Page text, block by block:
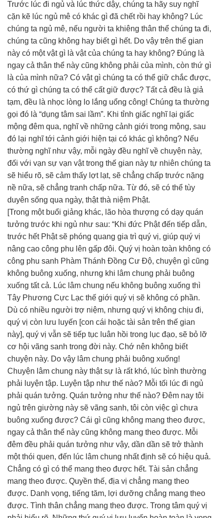
Trước lúc đi ngủ và lúc thức dậy, chúng ta hãy suy nghĩ
cặn kẽ lúc ngủ mê có khác gì đã chết rồi hay không? Lúc
chúng ta ngủ mê, nếu người ta khiêng thân thể chúng ta đi,
chúng ta cũng không hay biết gì hết. Do vậy trên thế gian
này có một vật gì là vật của chúng ta hay không? Đúng là
ngay cả thân thể này cũng không phải của mình, còn thứ gì
là của mình nữa? Có vật gì chúng ta có thể giữ chắc được,
có thứ gì chúng ta có thể cất giữ được? Tất cả đều là giả
tạm, đều là nhọc lòng lo lắng uổng công! Chúng ta thường
gọi đó là “dụng tâm sai lầm”. Khi tỉnh giấc nghĩ lại giấc
mộng đêm qua, nghĩ về những cảnh giới trong mộng, sau
đó lại nghĩ tới cảnh giới hiện tại có khác gì không? Nếu
thường nghĩ như vậy, mỗi ngày đều nghĩ về chuyện này,
đối với vạn sự vạn vật trong thế gian này tự nhiên chúng ta
sẽ hiểu rõ, sẽ cảm thấy lợt lạt, sẽ chẳng chấp trước nặng
nề nữa, sẽ chẳng tranh chấp nữa. Từ đó, sẽ có thể tùy
duyên sống qua ngày, thật thà niệm Phật.
[Trong một buổi giảng khác, lão hòa thượng có dạy quán
tưởng trước khi ngủ như sau: “Khi đức Phật đến tiếp dẫn,
trước hết Phật sẽ phóng quang gia trì quý vị, giúp quý vị
nâng cao công phu lên gấp đôi. Quý vị hoàn toàn không có
công phu sanh Phàm Thánh Đồng Cư Độ, chuyện gì cũng
không buông xuống, nhưng khi lâm chung phải buông
xuống tất cả. Lúc lâm chung nếu không buông xuống thì
Tây Phương Cực Lạc thế giới quý vị sẽ không có phần.
Dù có nhiều người trợ niệm, nhưng quý vị không chịu đi,
quý vị còn lưu luyến [con cái hoặc tài sản trên thế gian
này], quý vị vẫn sẽ tiếp tục luân hồi trong lục đạo, sẽ bỏ lỡ
cơ hội vãng sanh trong đời này. Chớ nên không biết
chuyện này. Do vậy lâm chung phải buông xuống!
Chuyện lâm chung này thật sự là rất khó, lúc bình thường
phải luyện tập. Luyện tập như thế nào? Mỗi tối lúc đi ngủ
phải quán tưởng. Quán tưởng như thế nào? Đêm nay tôi
ngủ trên giường này sẽ vãng sanh, tôi còn việc gì chưa
buông xuống được? Cái gì cũng không mang theo được,
ngay cả thân thể này cũng không mang theo được. Mỗi
đêm đều phải quán tưởng như vậy, dần dần sẽ trở thành
một thói quen, đến lúc lâm chung nhất định sẽ có hiệu quả.
Chẳng có gì có thể mang theo được hết. Tài sản chẳng
mang theo được. Quyền thế, địa vị chẳng mang theo
được. Danh vọng, tiếng tăm, lợi dưỡng chẳng mang theo
được. Tình thân chẳng mang theo được. Trong tâm quý vị